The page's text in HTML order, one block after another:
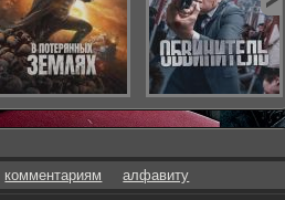
комментариям алфавиту